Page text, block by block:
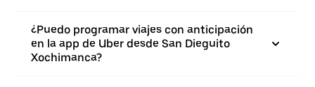
¿Puedo programar viajes con anticipación
en la app de Uber desde San Dieguito
Xochimanca?